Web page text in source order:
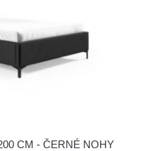
CM - ČERNÉ NOHY